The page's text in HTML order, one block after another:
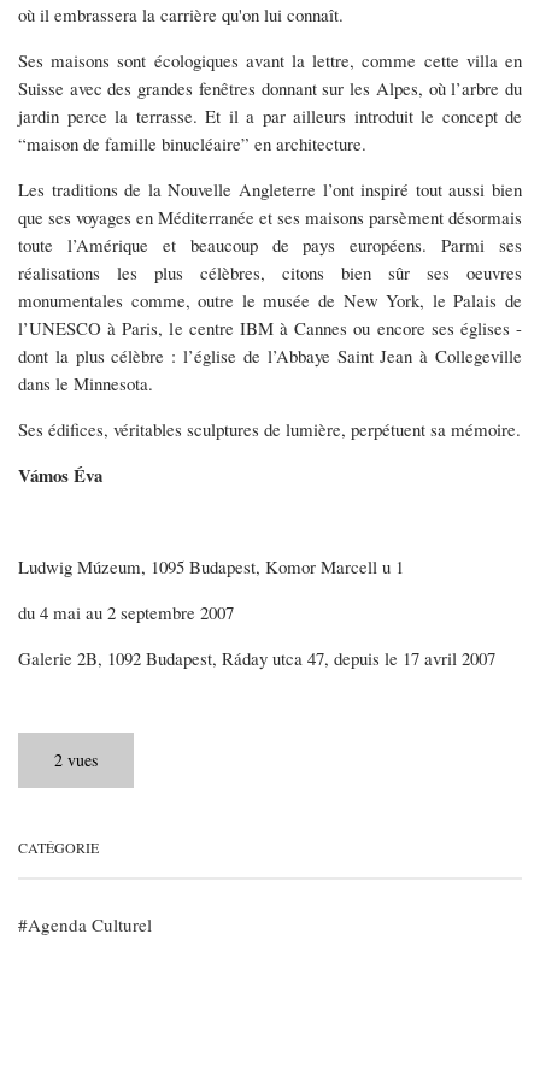
où il embrassera la carrière qu'on lui connaît.
Ses maisons sont écologiques avant la lettre, comme cette villa en
Suisse avec des grandes fenêtres donnant sur les Alpes, où l’arbre du
jardin perce la terrasse. Et il a par ailleurs introduit le concept de
“maison de famille binucléaire” en architecture.
Les traditions de la Nouvelle Angleterre l’ont inspiré tout aussi bien
que ses voyages en Méditerranée et ses maisons parsèment désormais
toute l’Amérique et beaucoup de pays européens. Parmi ses
réalisations les plus célèbres, citons bien sûr ses oeuvres
monumentales comme, outre le musée de New York, le Palais de
l’UNESCO à Paris, le centre IBM à Cannes ou encore ses églises -
dont la plus célèbre : l’église de l’Abbaye Saint Jean à Collegeville
dans le Minnesota.
Ses édifices, véritables sculptures de lumière, perpétuent sa mémoire.
Vámos Éva
Ludwig Múzeum, 1095 Budapest, Komor Marcell u 1
du 4 mai au 2 septembre 2007
Galerie 2B, 1092 Budapest, Ráday utca 47, depuis le 17 avril 2007
2 vues
CATÉGORIE
Agenda Culturel